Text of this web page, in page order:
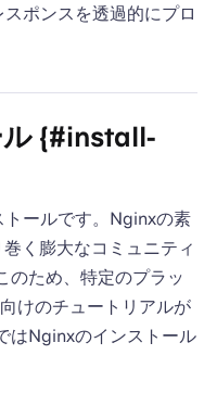
ポンスを透過的にプロ
{#install-
ールです。Nginxの素
く膨大なコミュニティ
のため、特定のプラッ
けのチュートリアルが
はNginxのインストール